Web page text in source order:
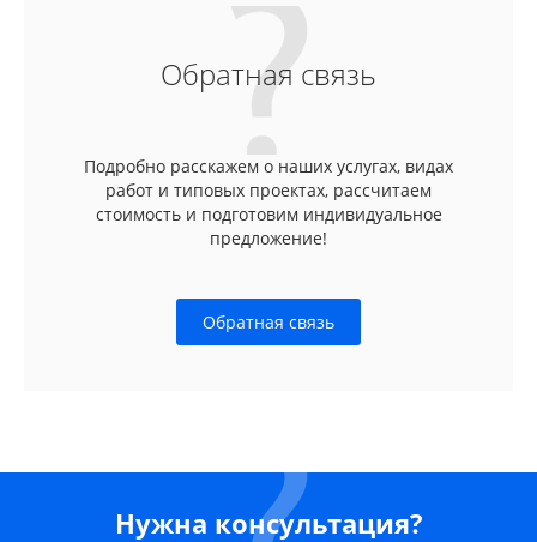
Обратная связь
Подробно расскажем о наших услугах, видах
работ и типовых проектах, рассчитаем
стоимость и подготовим индивидуальное
предложение!
Обратная связь
Нужна консультация?